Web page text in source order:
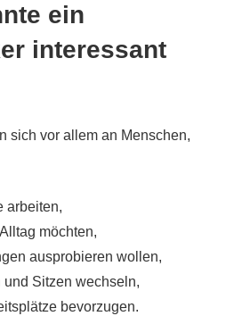
ein
interessant
sich vor allem an Menschen,
arbeiten,
möchten,
ausprobieren wollen,
Sitzen wechseln,
bevorzugen.